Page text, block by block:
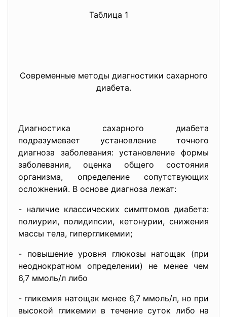
Таблица 1
Современные методы диагностики сахарного
диабета.
Диагностика сахарного диабета
подразумевает установление точного
диагноза заболевания: установление формы
заболевания, оценка общего состояния
организма, определение сопутствующих
осложнений. В основе диагноза лежат:
- наличие классических симптомов диабета:
полиурии, полидипсии, кетонурии, снижения
массы тела, гипергликемии;
- повышение уровня глюкозы натощак (при
неоднократном определении) не менее чем
6,7 ммоль/л либо
- гликемия натощак менее 6,7 ммоль/л, но при
высокой гликемии в течение суток либо на